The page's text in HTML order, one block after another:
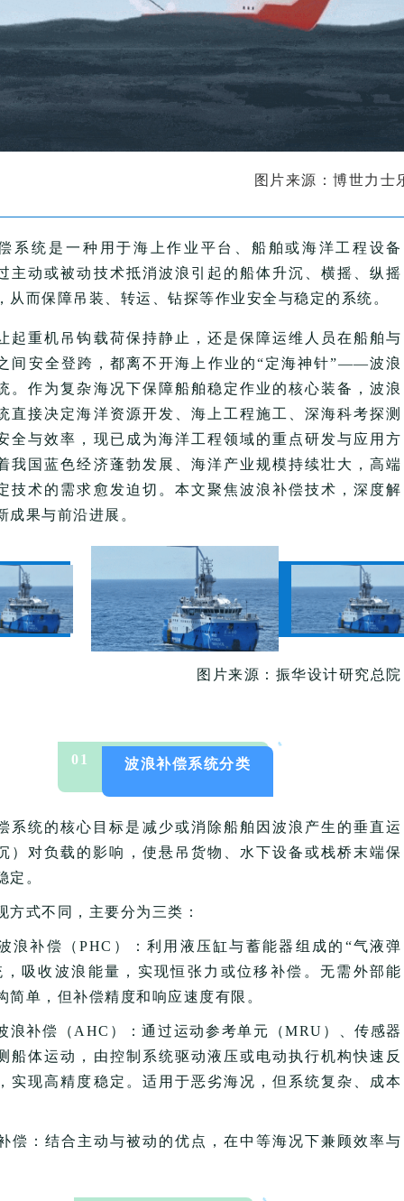
图片来源：博世力士
系统 ‌是一种用于海上作业平台、船舶或海洋工程设备
主动或被动技术抵消波浪引起的船体升沉、横摇、纵摇
从而保障吊装、转运、钻探等作业安全与稳定的系统。
起重机吊钩载荷保持静止，还是保障运维人员在船舶与
间安全登跨，都离不开海上作业的“定海神针”——波浪
。作为复杂海况下保障船舶稳定作业的核心装备，波浪
直接决定海洋资源开发、海上工程施工、深海科考探测
全与效率，现已成为海洋工程领域的重点研发与应用方
我国蓝色经济蓬勃发展、海洋产业规模持续壮大，高端
技术的需求愈发迫切。本文聚焦波浪补偿技术，深度解
成果与前沿进展。
图片来源：振华设计研究总院
01 波浪补偿系统分类
系统的核心目标是‌减少或消除船舶因波浪产生的垂直运
）对负载的影响‌，使悬吊货物、水下设备或栈桥末端保
定。
方式不同，主要分为三类：
浪补偿（PHC）‌：利用液压缸与蓄能器组成的“气液弹
，吸收波浪能量，实现恒张力或位移补偿。无需外部能
简单，但补偿精度和响应速度有限。
浪补偿（AHC）‌：通过运动参考单元（MRU ）、传感器
船体运动，由控制系统驱动液压或电动执行机构快速反
实现高精度稳定。适用于恶劣海况，但系统复杂、成本
偿‌：结合主动与被动的优点，在中等海况下兼顾效率与